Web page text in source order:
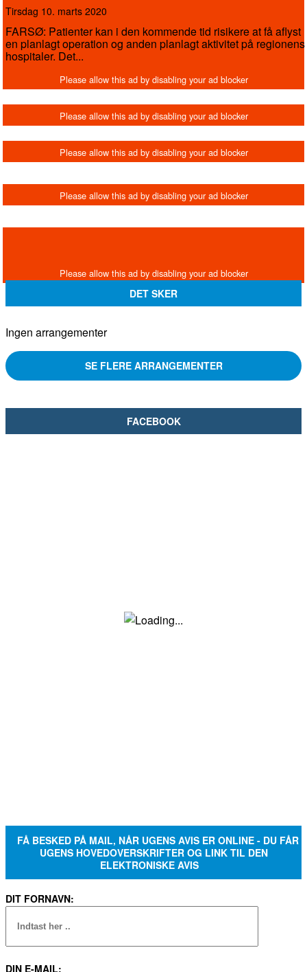
tirsdag 10. marts 2020
FARSØ: Patienter kan i den kommende tid risikere at få aflyst
en planlagt operation og anden planlagt aktivitet på regionens
hospitaler. Det...
DET SKER
Ingen arrangementer
SE FLERE ARRANGEMENTER
FACEBOOK
FÅ BESKED PÅ MAIL, NÅR UGENS AVIS ER ONLINE - DU FÅR
UGENS HOVEDOVERSKRIFTER OG LINK TIL DEN
ELEKTRONISKE AVIS
DIT FORNAVN:
DIN E-MAIL: